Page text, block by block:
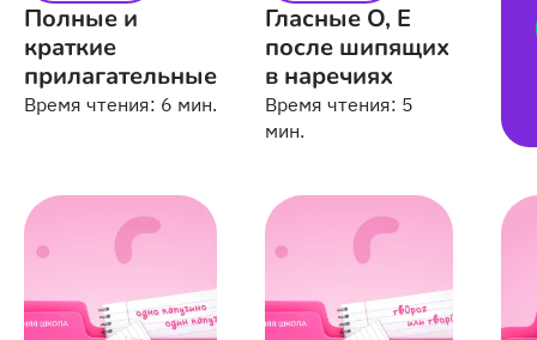
Полные и
краткие
прилагательные
Время чтения: 6 мин.
Гласные О, Е
после шипящих
в наречиях
Время чтения: 5
мин.